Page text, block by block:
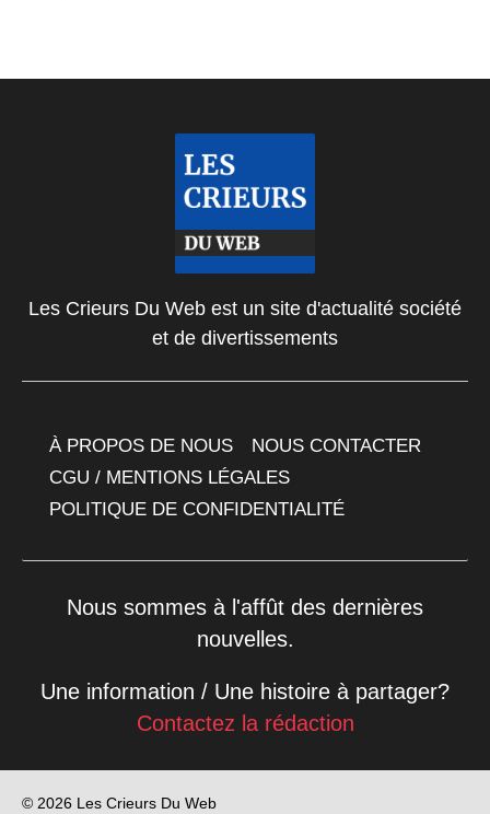
Les Crieurs Du Web est un site d'actualité société
et de divertissements
À PROPOS DE NOUS
NOUS CONTACTER
CGU / MENTIONS LÉGALES
POLITIQUE DE CONFIDENTIALITÉ
Nous sommes à l'affût des dernières
nouvelles.
Une information / Une histoire à partager?
Contactez la rédaction
© 2026 Les Crieurs Du Web